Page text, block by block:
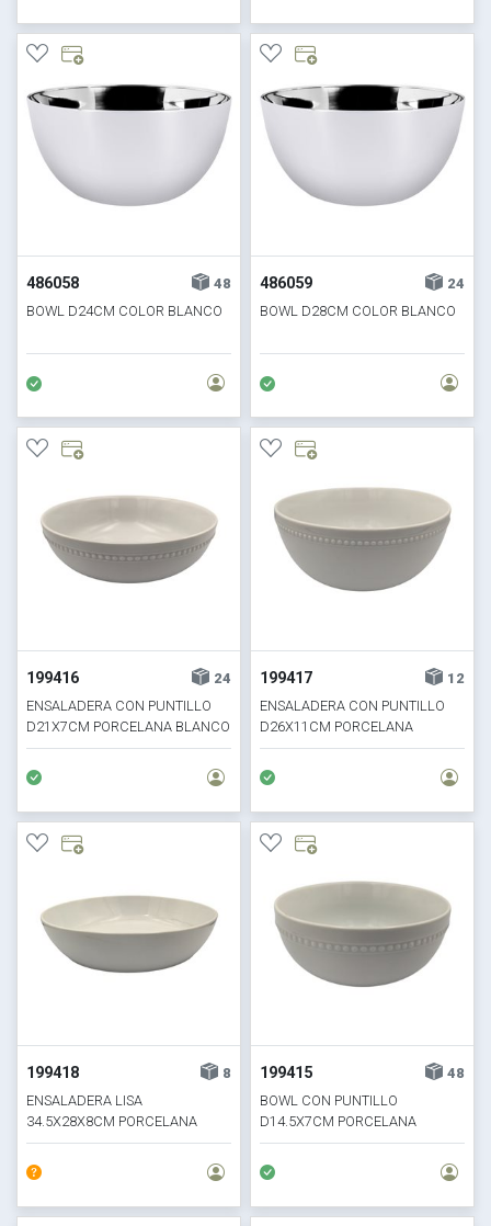
486058
48
BOWL D24CM COLOR BLANCO
486059
24
BOWL D28CM COLOR BLANCO
199416
24
ENSALADERA CON PUNTILLO
D21X7CM PORCELANA BLANCO
199417
12
ENSALADERA CON PUNTILLO
D26X11CM PORCELANA
BLANCO
199418
8
ENSALADERA LISA
34.5X28X8CM PORCELANA
BLANCO
199415
48
BOWL CON PUNTILLO
D14.5X7CM PORCELANA
BLANCO